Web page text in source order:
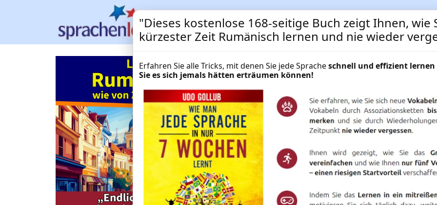
Rumänisch-
und Geographie
Rumänisch Spezialwortschatz
NUR 49.95 €
Mehr Informationen
"Dieses kostenlose 168-seitige Buch zeigt Ihnen, wie
kürzester Zeit Rumänisch lernen und nie wieder
Erfahren Sie alle Tricks, mit denen Sie jede Spracheschnell und effizient lernen
Sie es sich jemals hätten erträumen können!